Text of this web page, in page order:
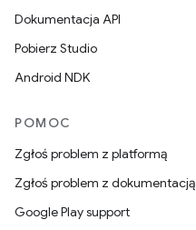
Dokumentacja API
Pobierz Studio
Android NDK
POMOC
Zgłoś problem z platformą
Zgłoś problem z dokumentacją
Google Play support